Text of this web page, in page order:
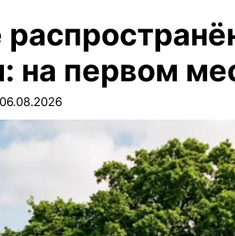
на первом
06.08.2026